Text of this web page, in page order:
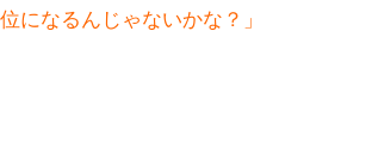
になるんじゃないかな？」